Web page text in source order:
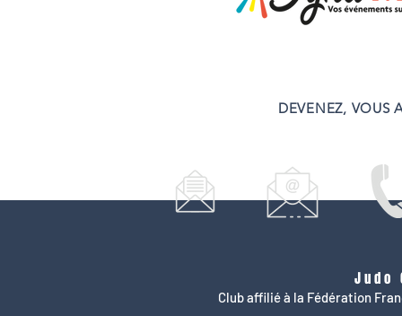
DEVENEZ, VOUS
Judo
Club affilié à la Fédération